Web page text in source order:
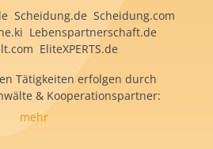
Scheidung.de Scheidung.com
Lebenspartnerschaft.de
EliteXPERTS.de
Tätigkeiten erfolgen durch
& Kooperationspartner:
mehr